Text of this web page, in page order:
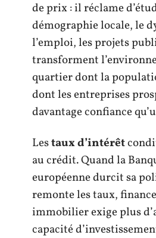
de prix : il réclame
démographie locale, le
l’emploi, les projets
transforment
quartier dont la
dont les entreprises
davantage confiance
Lestaux d’intérêt
au crédit. Quand la
européenne durcit sa
remonte les taux,
immobilier exige plus
capacité